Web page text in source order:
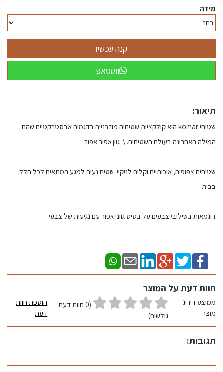
מידה
ווטסאפ
תיאור:
שטיחי komar היא קולקציית שטיחים מודרניים בדגמים אבסטרקטיים שהם
המילה האחרונה בעולם השטיחים. \ גוון אפור אפור
שטיחים צפופים, איכותיים וקלים לניקוי. שטיח נעים למגע המתאים לכל חלל
בבית.
דוגמאות בשילובי צבעים על בסיס גווני אפור עם נגיעות של צבעי
חוות דעת על המוצר
ממוצע דירוג
מוצר
(0 חוות דעת
גולשים)
הוספת חוות
דעת
תגובות: